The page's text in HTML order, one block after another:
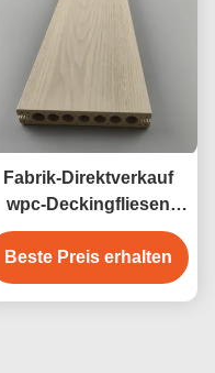
Fabrik-Direktverkauf
wpc-Deckingfliesen
Zeder-Farbdesign wpc
langlebige
Decking-Außen
Beste Preis erhalten